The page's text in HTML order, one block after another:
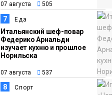
07 августа 505
7 Еда
Итальянский шеф-повар
Федерико Арнальди
изучает кухню и прошлое
Норильска
07 августа 537
8 Спорт